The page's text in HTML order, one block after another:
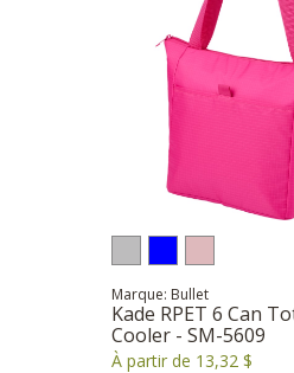
Marque: Bullet
Kade RPET 6 Can
Cooler - SM-5609
À partir de 13,32 $